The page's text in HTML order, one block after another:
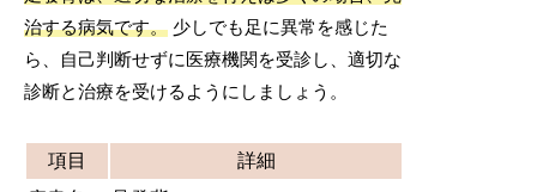
治する病気です。 少しでも足に異常を感じた
ら、自己判断せずに医療機関を受診し、適切な
診断と治療を受けるようにしましょう。
項目
詳細